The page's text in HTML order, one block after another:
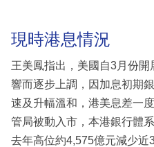
現時港息情況
王美鳳指出，美國自3月份
響而逐步上調，因加息初期
速及升幅溫和，港美息差一
管局被動入市，本港銀行體
去年高位約4,575億元減少近